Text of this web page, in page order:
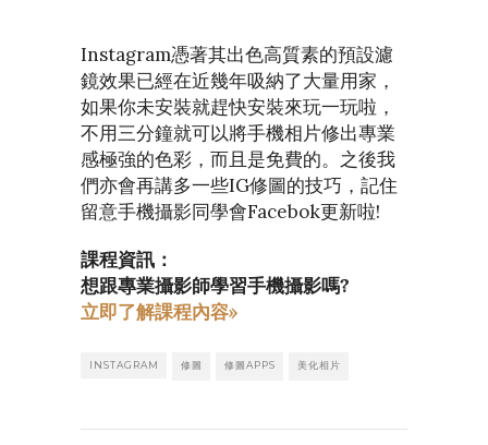
Instagram憑著其出色高質素的預設濾
鏡效果已經在近幾年吸納了大量用家，
如果你未安裝就趕快安裝來玩一玩啦，
不用三分鐘就可以將手機相片修出專業
感極強的色彩，而且是免費的。之後我
們亦會再講多一些IG修圖的技巧，記住
留意手機攝影同學會Facebok更新啦!
課程資訊：
想跟專業攝影師學習手機攝影嗎?
立即了解課程內容»
INSTAGRAM 修圖 修圖APPS 美化相片